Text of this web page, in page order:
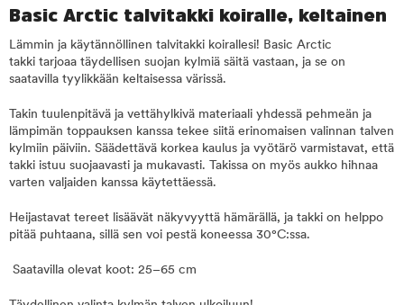
Basic Arctic talvitakki koiralle, keltainen
Lämmin ja käytännöllinen talvitakki koirallesi! Basic Arctic
takki tarjoaa täydellisen suojan kylmiä säitä vastaan, ja se on
saatavilla tyylikkään keltaisessa värissä.
Takin tuulenpitävä ja vettähylkivä materiaali yhdessä pehmeän ja
lämpimän toppauksen kanssa tekee siitä erinomaisen valinnan talven
kylmiin päiviin. Säädettävä korkea kaulus ja vyötärö varmistavat, että
takki istuu suojaavasti ja mukavasti. Takissa on myös aukko hihnaa
varten valjaiden kanssa käytettäessä.
Heijastavat tereet lisäävät näkyvyyttä hämärällä, ja takki on helppo
pitää puhtaana, sillä sen voi pestä koneessa 30°C:ssa.
Saatavilla olevat koot: 25–65 cm